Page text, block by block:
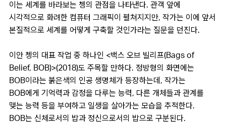
이는 세계를 바라보는 쳉의 관점을 나타낸다. 관객 앞에
시각적으로 화려한 컴퓨터 그래픽이 펼쳐지지만, 작가는 이에 앞서
본질적으로 세계를 어떻게 구축할 것인가라는 질문을 던진다.
이안 쳉의 대표 작업 중 하나인 <백스 오브 빌리프(Bags of
Belief, BOB)>(2018)도 주목할 만하다. 정방형의 화면에는
BOB이라는 붉은색의 인공 생명체가 등장하는데, 작가는
BOB에게 기억력과 감정을 다루는 능력, 다른 개체들과 관계를
맺는 능력 등을 부여하고 일생을 살아가는 모습을 추적한다.
BOB는 신체로서의 밥과 정신으로서의 밥으로 구분된다.